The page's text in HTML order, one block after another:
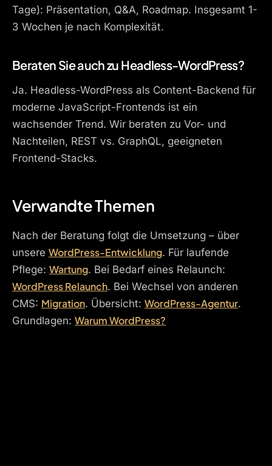
Tage): Präsentation, Q&A, Roadmap. Insgesamt 1-
3 Wochen je nach Komplexität.
Beraten Sie auch zu Headless-WordPress?
Ja. Headless-WordPress als Content-Backend für
moderne JavaScript-Frontends ist ein
wachsender Trend. Wir beraten zu Vor- und
Nachteilen, REST vs. GraphQL, geeigneten
Frontend-Stacks.
Verwandte Themen
Nach der Beratung folgt die Umsetzung – über
unsere WordPress-Entwicklung. Für laufende
Pflege: Wartung. Bei Bedarf eines Relaunch:
WordPress Relaunch. Bei Wechsel von anderen
CMS: Migration. Übersicht: WordPress-Agentur.
Grundlagen: Warum WordPress?